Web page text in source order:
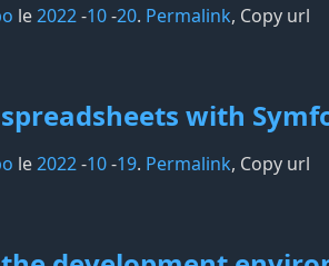
le2022-10-20. Permalink, Copy url
with
le2022-10-19. Permalink, Copy url